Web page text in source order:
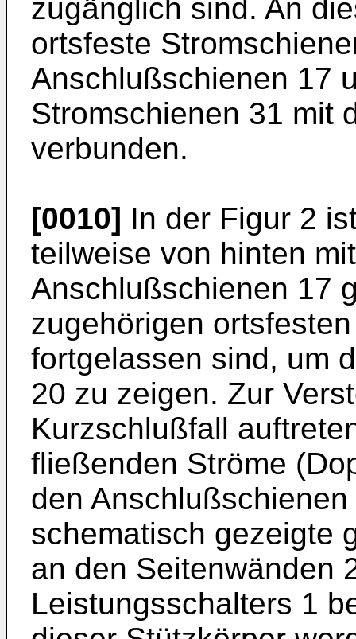
zugänglich sind. An
ortsfeste
Anschlußschienen 17
Stromschienen 31 mit
verbunden.
[0010] In der Figur 2
teilweise von hinten
Anschlußschienen 17
zugehörigen
fortgelassen sind, um
20 zu zeigen. Zur
Kurzschlußfall
fließenden Ströme
den
schematisch gezeigte
an den Seitenwänden
Leistungsschalters 1